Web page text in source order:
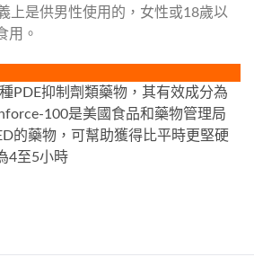
上是供男性使用的，女性或18歲以
用。
PDE抑制劑類藥物，其有效成分為
100是美國食品和藥物管理局
的藥物，可幫助獲得比平時更堅硬
4至5小時